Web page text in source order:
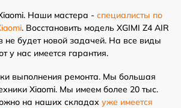
Наши мастера - специалисты по
. Восстановить модель XGIMI Z4 AIR
не будет новой задачей. На все виды
у нас имеется гарантия.
выполнения ремонта. Мы большая
Xiaomi. Мы имеем более 20 тыс.
на наших складах уже имеется